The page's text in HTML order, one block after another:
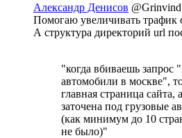
Александр Денисов @Grinvind
Помогаю увеличивать трафик
А структура директорий url
"когда вбиваешь запрос
автомобили в москве",
главная страница сайта,
заточена под грузовые
(как минимум до 10
не было)"